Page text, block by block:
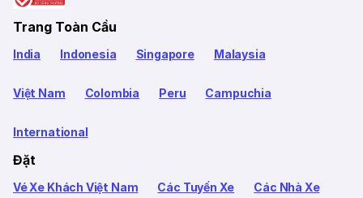
Trang Toàn Cầu
India Indonesia Singapore Malaysia
Việt Nam Colombia Peru Campuchia
International
Đặt
Vé Xe Khách Việt Nam Các Tuyến Xe Các Nhà Xe